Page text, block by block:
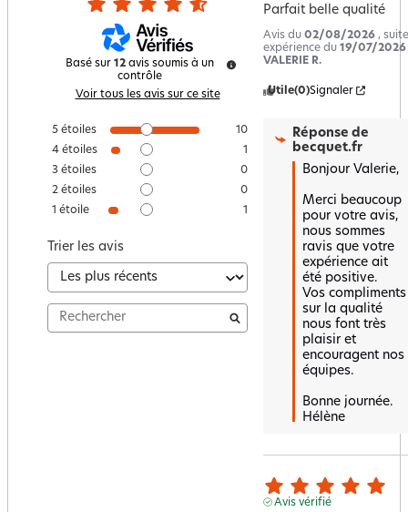
Basé sur 12 avis soumis à un
contrôle
Voir tous les avis sur ce site
5 étoiles
10
4 étoiles
1
3 étoiles
0
2 étoiles
0
1 étoile 1
Trier les avis
Parfait belle qualité
Avis du 02/08/2026 ,
expérience du 19/07/2026
VALERIE R.
Utile(0)Signaler
Réponse de
becquet.fr
Bonjour Valerie,
Merci beaucoup
pour votre avis,
nous sommes
ravis que votre
expérience ait
été positive.
Vos compliments
sur la qualité
nous font très
plaisir et
encouragent nos
équipes.
Bonne journée.
Hélène
Avis vérifié